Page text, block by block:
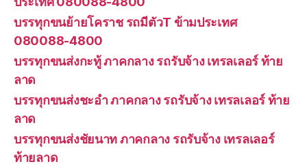
บรรทุกขนย้ายโคราช รถมีตัวT ข้ามประเทศ
080088-4800
บรรทุกขนส่งกะทู้ ภาคกลาง รถรับจ้าง เทรลเลอร์ ท้าย
ลาด
บรรทุกขนส่งชะอำ ภาคกลาง รถรับจ้าง เทรลเลอร์ ท้าย
ลาด
บรรทุกขนส่งชัยนาท ภาคกลาง รถรับจ้าง เทรลเลอร์
ท้ายลาด